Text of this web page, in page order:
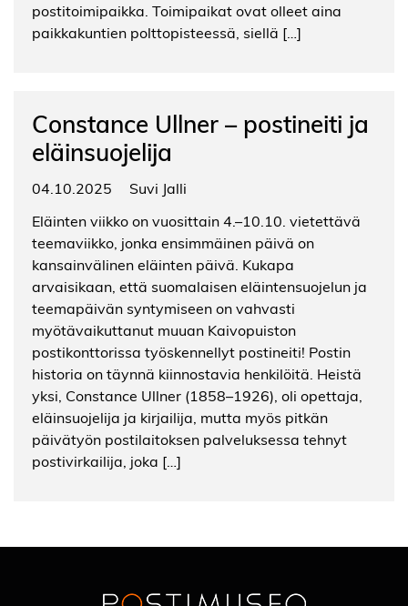
postitoimipaikka. Toimipaikat ovat olleet aina
paikkakuntien polttopisteessä, siellä […]
Constance Ullner – postineiti ja
eläinsuojelija
04.10.2025
Suvi Jalli
Eläinten viikko on vuosittain 4.–10.10. vietettävä
teemaviikko, jonka ensimmäinen päivä on
kansainvälinen eläinten päivä. Kukapa
arvaisikaan, että suomalaisen eläintensuojelun ja
teemapäivän syntymiseen on vahvasti
myötävaikuttanut muuan Kaivopuiston
postikonttorissa työskennellyt postineiti! Postin
historia on täynnä kiinnostavia henkilöitä. Heistä
yksi, Constance Ullner (1858–1926), oli opettaja,
eläinsuojelija ja kirjailija, mutta myös pitkän
päivätyön postilaitoksen palveluksessa tehnyt
postivirkailija, joka […]